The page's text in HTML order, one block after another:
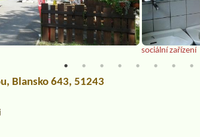
sociální zařízení
, Blansko 643, 51243